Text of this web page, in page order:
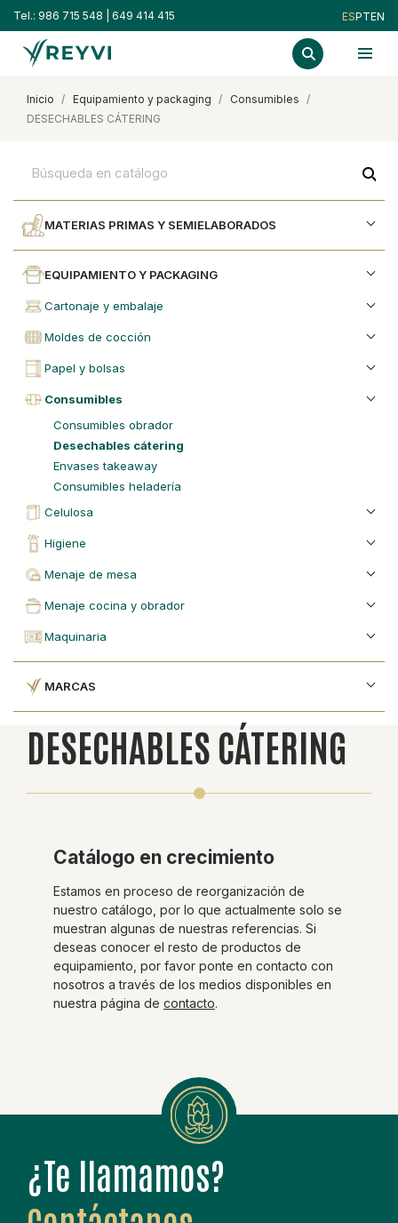
Tel.: 986 715 548 649 414 415 ESPTEN
inicio equipamiento y packaging
consumibles
DESECHABLES CÁTERING
search
MATERIAS PRIMAS Y SEMIELABORADOS
EQUIPAMIENTO Y PACKAGING
cartonaje y embalaje
moldes de cocción
papel y bolsas
consumibles
consumibles obrador
desechables cátering
envases takeaway
consumibles heladería
celulosa
higiene
menaje de mesa
menaje cocina y obrador
maquinaria
MARCAS
DESECHABLES CÁTERING
Catálogo en crecimiento
Estamos en proceso de reorganización de
nuestro catálogo, por lo que actualmente solo se
muestran algunas de nuestras referencias. Si
deseas conocer el resto de productos de
equipamiento, por favor ponte en contacto con
nosotros a través de los medios disponibles en
nuestra página de contacto.
¿Te llamamos?